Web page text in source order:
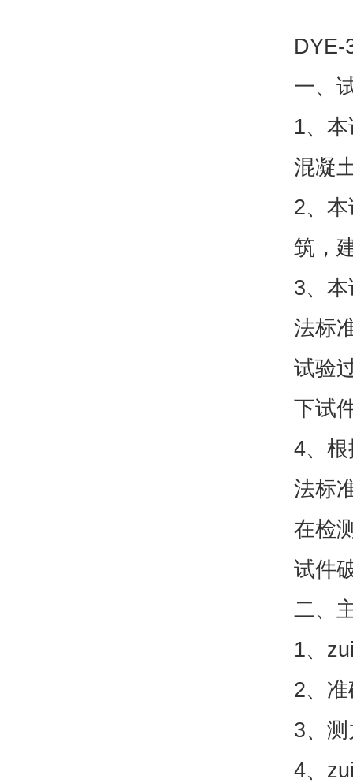
DYE-
一、
1、
混凝
2、
筑，
3、
法标
试验
下试
4、
法标
在检
试件
二、
1、
2、
3、
4、